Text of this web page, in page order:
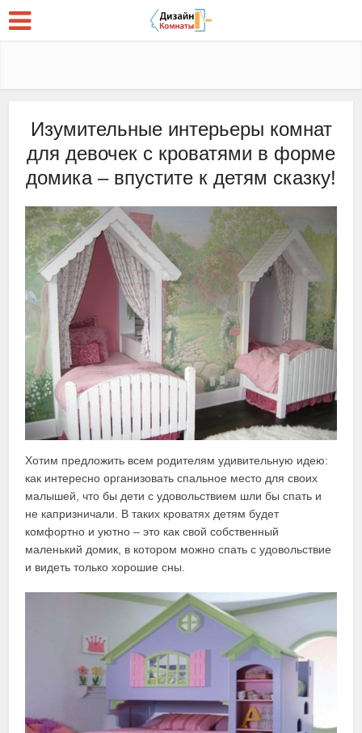
Изумительные интерьеры комнат
для девочек с кроватями в форме
домика – впустите к детям сказку!
Хотим предложить всем родителям удивительную идею:
как интересно организовать спальное место для своих
малышей, что бы дети с удовольствием шли бы спать и
не капризничали. В таких кроватях детям будет
комфортно и уютно – это как свой собственный
маленький домик, в котором можно спать с удовольствие
и видеть только хорошие сны.